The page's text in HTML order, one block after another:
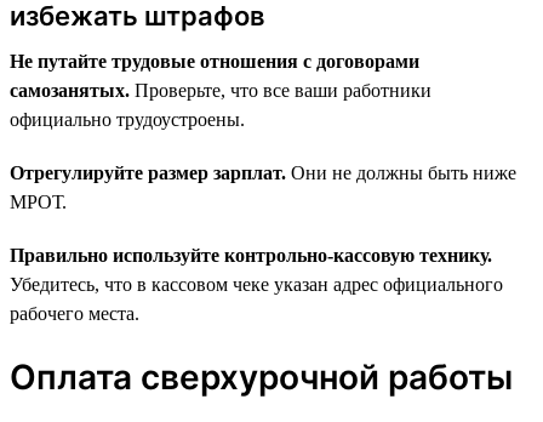
избежать штрафов
Не путайте трудовые отношения с договорами
самозанятых. Проверьте, что все ваши работники
официально трудоустроены.
Отрегулируйте размер зарплат. Они не должны быть ниже
МРОТ.
Правильно используйте контрольно-кассовую технику.
Убедитесь, что в кассовом чеке указан адрес официального
рабочего места.
Оплата сверхурочной работы